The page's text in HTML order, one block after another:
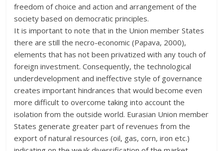
freedom of choice and action and arrangement of the
society based on democratic principles.
It is important to note that in the Union member States
there are still the necro-economic (Papava, 2000),
elements that has not been privatized with any touch of
foreign investment. Consequently, the technological
underdevelopment and ineffective style of governance
creates important hindrances that would become even
more difficult to overcome taking into account the
isolation from the outside world. Eurasian Union member
States generate greater part of revenues from the
export of natural resources (oil, gas, corn, iron etc.)